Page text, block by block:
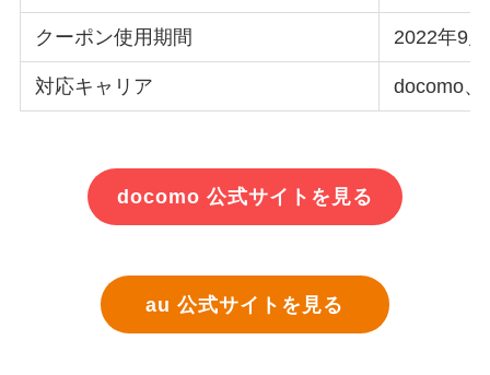
クーポン使用期間 2022年9
対応キャリア docomo、
docomo 公式サイトを見る
au 公式サイトを見る